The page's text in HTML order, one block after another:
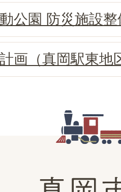
公園 防災施設
画（真岡駅東地
真